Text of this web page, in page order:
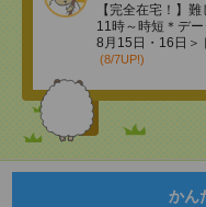
【完全在宅！】
11時～時短＊デ
8月15日・16日＞
(8/7UP!)
かん